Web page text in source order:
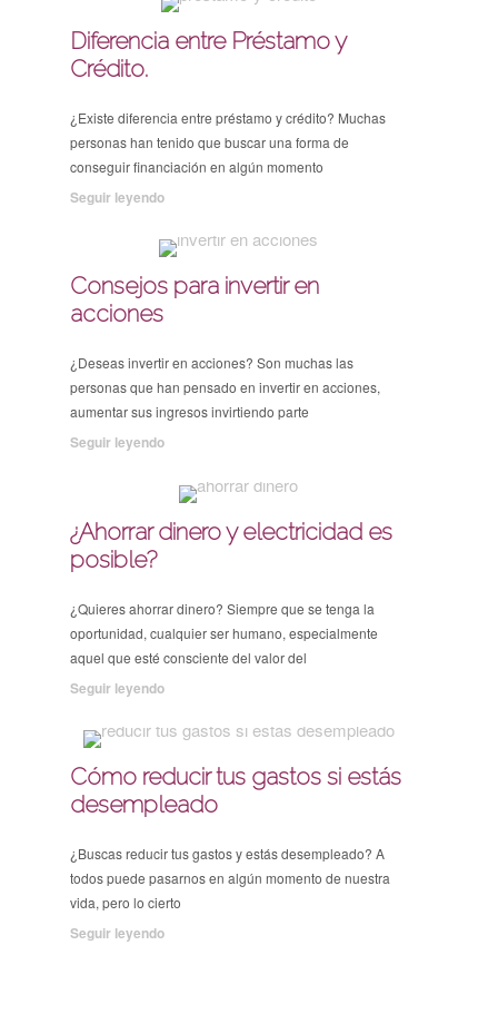
Diferencia entre Préstamo y
Crédito.
¿Existe diferencia entre préstamo y crédito? Muchas
personas han tenido que buscar una forma de
conseguir financiación en algún momento
Seguir leyendo
Consejos para invertir en
acciones
¿Deseas invertir en acciones? Son muchas las
personas que han pensado en invertir en acciones,
aumentar sus ingresos invirtiendo parte
Seguir leyendo
¿Ahorrar dinero y electricidad es
posible?
¿Quieres ahorrar dinero? Siempre que se tenga la
oportunidad, cualquier ser humano, especialmente
aquel que esté consciente del valor del
Seguir leyendo
Cómo reducir tus gastos si estás
desempleado
¿Buscas reducir tus gastos y estás desempleado? A
todos puede pasarnos en algún momento de nuestra
vida, pero lo cierto
Seguir leyendo